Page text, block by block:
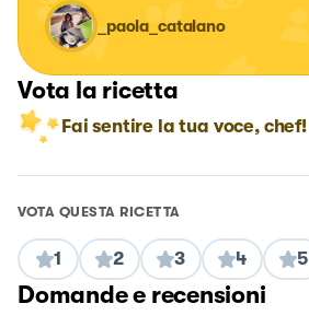
_paola_catalano
Vota la ricetta
Fai sentire la tua voce, chef!
VOTA QUESTA RICETTA
1 2 3 4 5
Domande e recensioni